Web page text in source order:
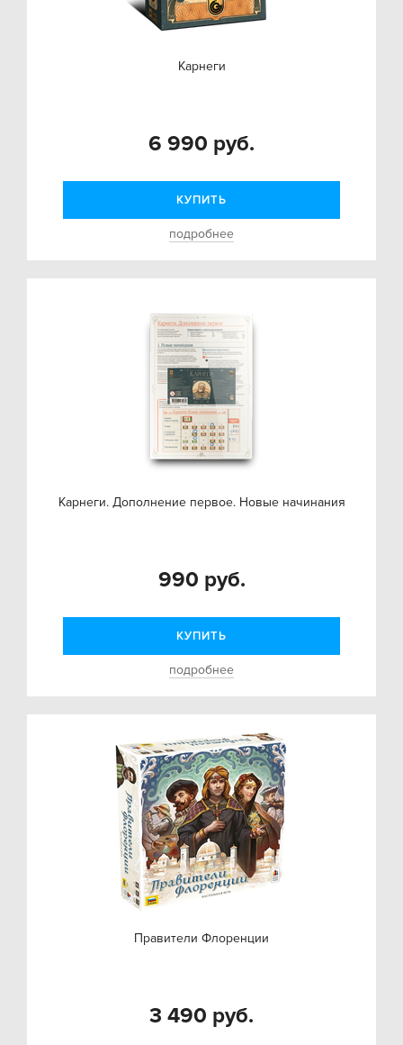
Карнеги
6 990 руб.
КУПИТЬ
подробнее
Карнеги. Дополнение первое. Новые начинания
990 руб.
КУПИТЬ
подробнее
Правители Флоренции
3 490 руб.